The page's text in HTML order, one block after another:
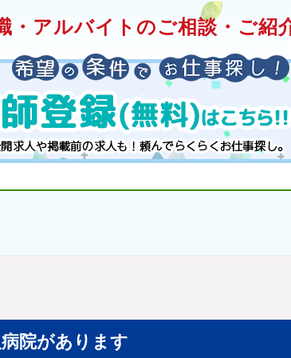
・アルバイトのご相談・ご紹
院があります